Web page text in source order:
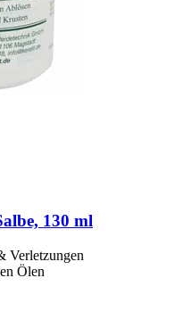
130 ml
Verletzungen
Ölen